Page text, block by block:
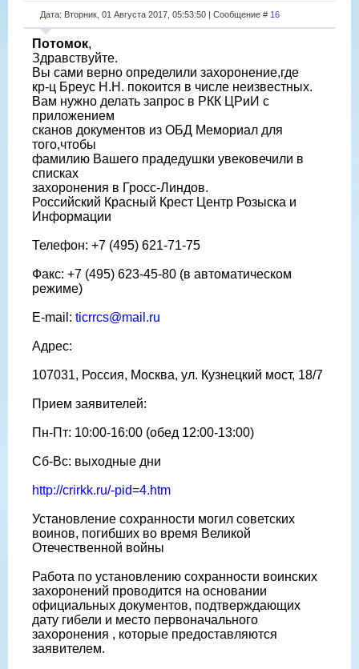
Дата: Вторник, 01 Августа 2017, 05:53:50 | Сообщение # 16
Потомок,
Здравствуйте.
Вы сами верно определили захоронение,где
кр-ц Бреус Н.Н. покоится в числе неизвестных.
Вам нужно делать запрос в РКК ЦРиИ с
приложением
сканов документов из ОБД Мемориал для
того,чтобы
фамилию Вашего прадедушки увековечили в
списках
захоронения в Гросс-Линдов.
Российский Красный Крест Центр Розыска и
Информации
Телефон: +7 (495) 621-71-75
Факс: +7 (495) 623-45-80 (в автоматическом
режиме)
E-mail: ticrrcs@mail.ru
Адрес:
107031, Россия, Москва, ул. Кузнецкий мост, 18/7
Прием заявителей:
Пн-Пт: 10:00-16:00 (обед 12:00-13:00)
Сб-Вс: выходные дни
http://crirkk.ru/-pid=4.htm
Установление сохранности могил советских
воинов, погибших во время Великой
Отечественной войны
Работа по установлению сохранности воинских
захоронений проводится на основании
официальных документов, подтверждающих
дату гибели и место первоначального
захоронения , которые предоставляются
заявителем.